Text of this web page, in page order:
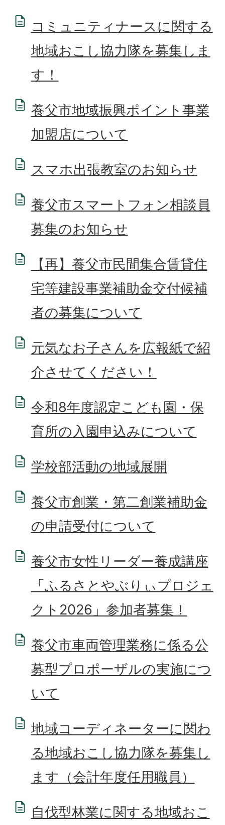
コミュニティナースに関する
地域おこし協力隊を募集しま
す！
養父市地域振興ポイント事業
加盟店について
スマホ出張教室のお知らせ
養父市スマートフォン相談員
募集のお知らせ
【再】養父市民間集合賃貸住
宅等建設事業補助金交付候補
者の募集について
元気なお子さんを広報紙で紹
介させてください！
令和8年度認定こども園・保
育所の入園申込みについて
学校部活動の地域展開
養父市創業・第二創業補助金
の申請受付について
養父市女性リーダー養成講座
「ふるさとやぶりぃプロジェ
クト2026」参加者募集！
養父市車両管理業務に係る公
募型プロポーザルの実施につ
いて
地域コーディネーターに関わ
る地域おこし協力隊を募集し
ます（会計年度任用職員）
自伐型林業に関する地域おこ